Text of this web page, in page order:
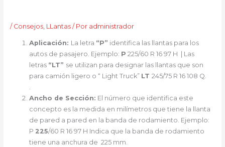
/ Consejos, LLantas/ Por administrador
Aplicación: La letra “P” identifica las llantas para los
autos de pasajero. Ejemplo: P 225/60 R 16 97 H | Las
letras “LT” se utilizan para designar las llantas que son
para camión ligero o “ Light Truck” LT 245/75 R 16 108 Q.
.
Ancho de Sección: El número que identifica este
concepto es la medida en milímetros que tiene la llanta
de pared a pared en la banda de rodamiento. Ejemplo:
P 225/60 R 16 97 H Indica que la banda de rodamiento
tiene una anchura de 225 mm.